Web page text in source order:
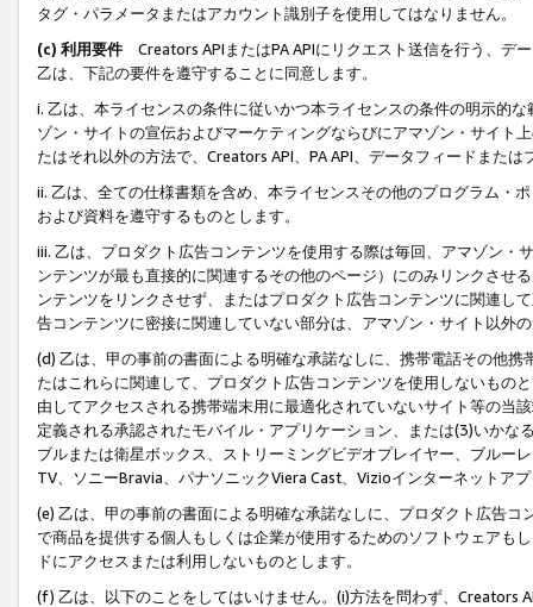
タグ・パラメータまたはアカウント識別子を使用してはなりません。
(c) 利用要件 Creators APIまたはPA APIにリクエスト送信を行う、デ
乙は、下記の要件を遵守することに同意します。
i. 乙は、本ライセンスの条件に従いかつ本ライセンスの条件の明示的
ゾン・サイトの宣伝およびマーケティングならびにアマゾン・サイト
たはそれ以外の方法で、Creators API、PA API、データフィードまた
ii. 乙は、全ての仕様書類を含め、本ライセンスその他のプログラム・
および資料を遵守するものとします。
iii. 乙は、プロダクト広告コンテンツを使用する際は毎回、アマゾン
ンテンツが最も直接的に関連するその他のページ）にのみリンクさせ
ンテンツをリンクさせず、またはプロダクト広告コンテンツに関連し
告コンテンツに密接に関連していない部分は、アマゾン・サイト以外
(d) 乙は、甲の事前の書面による明確な承諾なしに、携帯電話その他
たはこれらに関連して、プロダクト広告コンテンツを使用しないもの
由してアクセスされる携帯端末用に最適化されていないサイト等の当
定義される承認されたモバイル・アプリケーション、または(3)いか
ブルまたは衛星ボックス、ストリーミングビデオプレイヤー、ブルー
TV、ソニーBravia、パナソニックViera Cast、Vizioインターネットア
(e) 乙は、甲の事前の書面による明確な承諾なしに、プロダクト広告
で商品を提供する個人もしくは企業が使用するためのソフトウェアも
ドにアクセスまたは利用しないものとします。
(f) 乙は、以下のことをしてはいけません。(i)方法を問わず、Creators